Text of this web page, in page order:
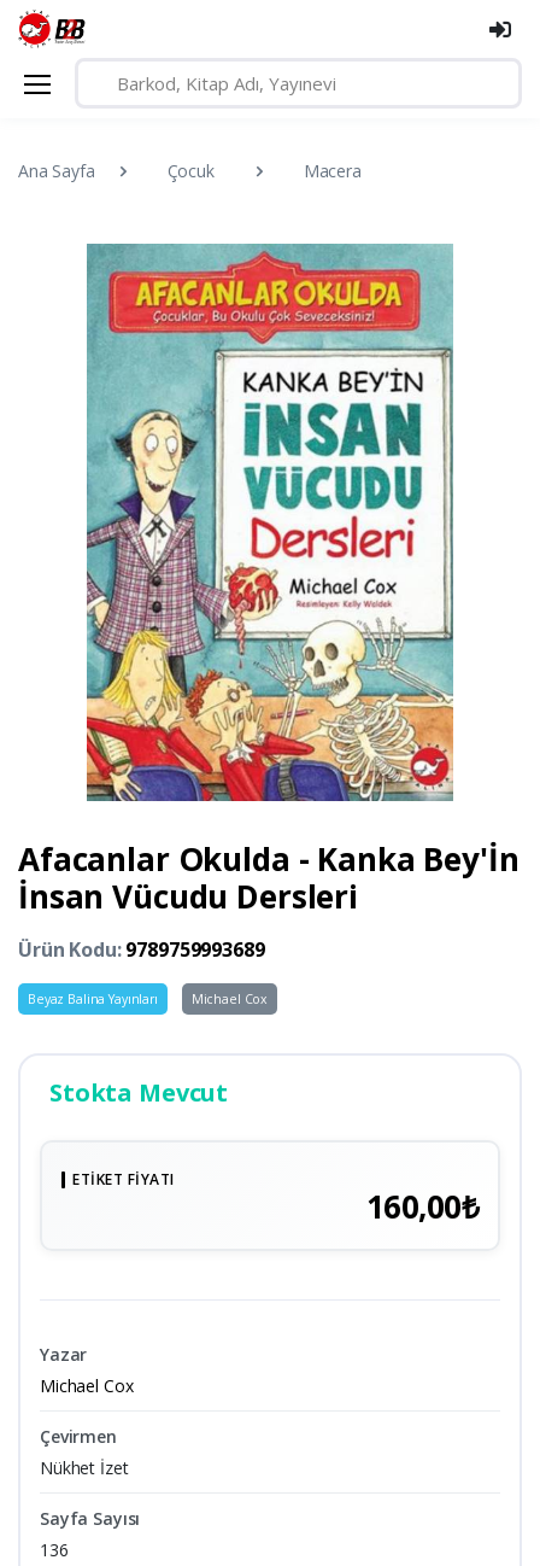
Ana Sayfa Çocuk Macera
Afacanlar Okulda - Kanka Bey'İn
İnsan Vücudu Dersleri
Ürün Kodu:9789759993689
Beyaz Balina Yayınları Michael Cox
Stokta Mevcut
ETIKET FIYATI
160,00₺
Yazar
Michael Cox
Çevirmen
Nükhet İzet
Sayfa Sayısı
136